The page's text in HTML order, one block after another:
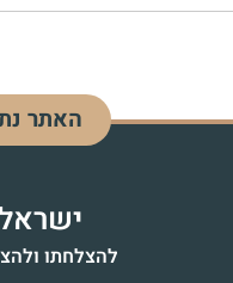
ינון בן יפה שיינדל
האתר
להצלחתו